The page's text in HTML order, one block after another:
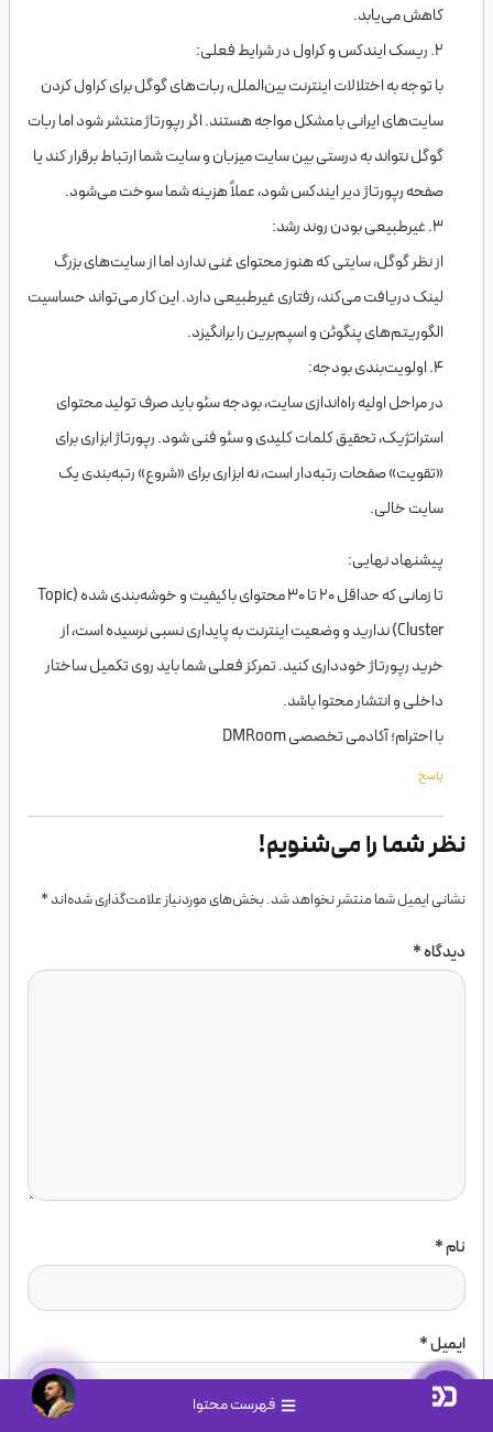
فهرست محتوا
کاهش می‌یابد.
۲. ریسک ایندکس و کراول در شرایط فعلی:
با توجه به اختلالات اینترنت بین‌الملل، ربات‌های گوگل برای کراول کردن
سایت‌های ایرانی با مشکل مواجه هستند. اگر رپورتاژ منتشر شود اما ربات
گوگل نتواند به درستی بین سایت میزبان و سایت شما ارتباط برقرار کند یا
صفحه رپورتاژ دیر ایندکس شود، عملاً هزینه شما سوخت می‌شود.
۳. غیرطبیعی بودن روند رشد:
از نظر گوگل، سایتی که هنوز محتوای غنی ندارد اما از سایت‌های بزرگ
لینک دریافت می‌کند، رفتاری غیرطبیعی دارد. این کار می‌تواند حساسیت
الگوریتم‌های پنگوئن و اسپم‌برین را برانگیزد.
۴. اولویت‌بندی بودجه:
در مراحل اولیه راه‌اندازی سایت، بودجه سئو باید صرف تولید محتوای
استراتژیک، تحقیق کلمات کلیدی و سئو فنی شود. رپورتاژ ابزاری برای
«تقویت» صفحات رتبه‌دار است، نه ابزاری برای «شروع» رتبه‌بندی یک
سایت خالی.
پیشنهاد نهایی:
تا زمانی که حداقل ۲۰ تا ۳۰ محتوای باکیفیت و خوشه‌بندی شده (Topic
Cluster) ندارید و وضعیت اینترنت به پایداری نسبی نرسیده است، از
خرید رپورتاژ خودداری کنید. تمرکز فعلی شما باید روی تکمیل ساختار
داخلی و انتشار محتوا باشد.
با احترام؛ آکادمی تخصصی DMRoom
پاسخ
نظر شما را می‌شنویم!
نشانی ایمیل شما منتشر نخواهد شد.بخش‌های موردنیاز علامت‌گذاری شده‌اند*
دیدگاه*
نام*
ایمیل*